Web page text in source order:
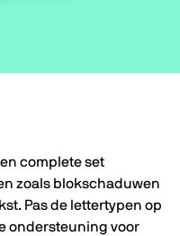
complete set
zoals blokschaduwen
Pas de lettertypen op
ondersteuning voor